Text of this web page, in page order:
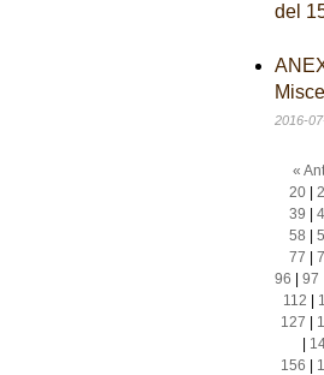
del
2016-
«
20|
39
58
77
96
97
112
127
156